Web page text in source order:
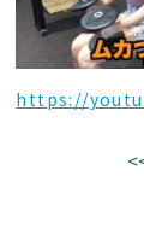
https://